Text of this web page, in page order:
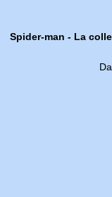
Spider-man - La